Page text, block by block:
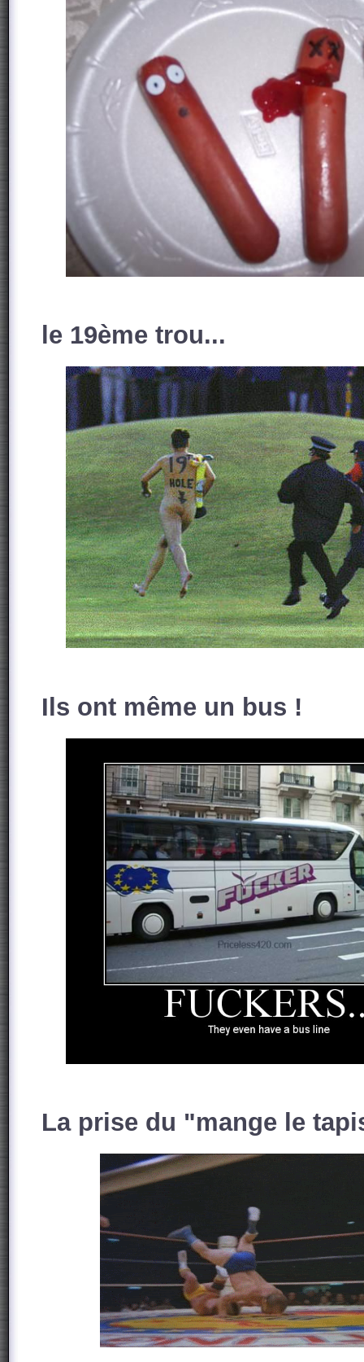
le 19ème trou...
Ils ont même un bus !
La prise du "mange le